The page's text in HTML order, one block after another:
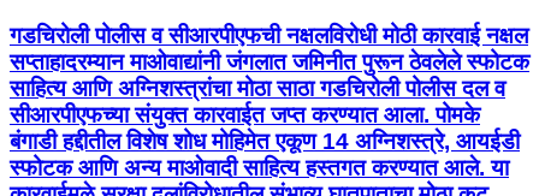
गडचिरोली पोलीस व सीआरपीएफची नक्षलविरोधी मोठी कारवाई नक्षल
सप्ताहादरम्यान माओवाद्यांनी जंगलात जमिनीत पुरून ठेवलेले स्फोटक
साहित्य आणि अग्निशस्त्रांचा मोठा साठा गडचिरोली पोलीस दल व
सीआरपीएफच्या संयुक्त कारवाईत जप्त करण्यात आला. पोमके
बंगाडी हद्दीतील विशेष शोध मोहिमेत एकूण 14 अग्निशस्त्रे, आयईडी
स्फोटक आणि अन्य माओवादी साहित्य हस्तगत करण्यात आले. या